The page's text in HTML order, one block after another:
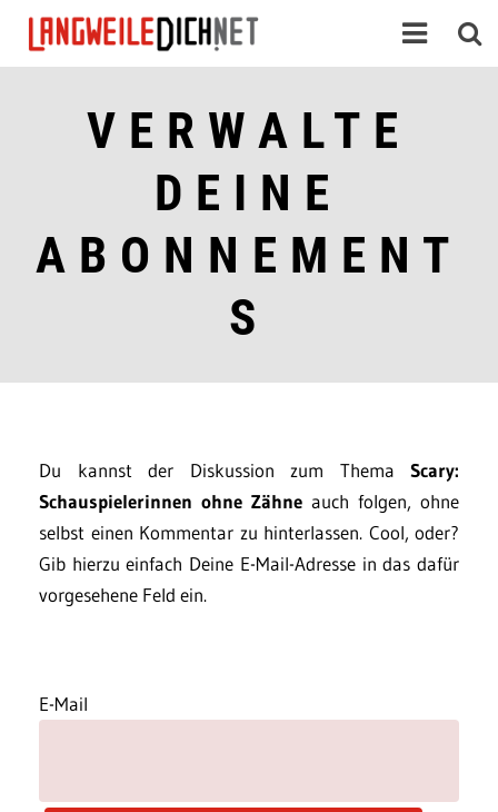
VERWALTE
DEINE
ABONNEMENT
S
Du kannst der Diskussion zum Thema Scary:
Schauspielerinnen ohne Zähne auch folgen, ohne
selbst einen Kommentar zu hinterlassen. Cool, oder?
Gib hierzu einfach Deine E-Mail-Adresse in das dafür
vorgesehene Feld ein.
E-Mail